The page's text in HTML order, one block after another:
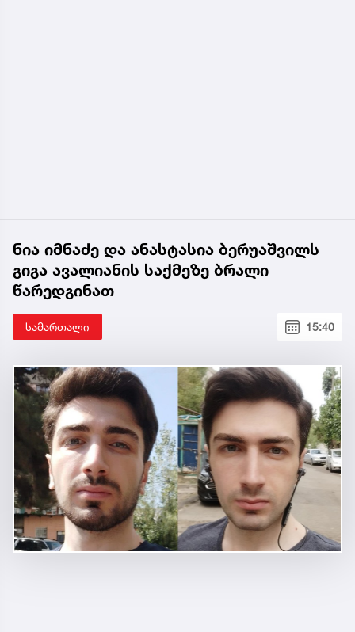
ნია იმნაძე და ანასტასია ბერუაშვილს
გიგა ავალიანის საქმეზე ბრალი
წარედგინათ
სამართალი 15:40